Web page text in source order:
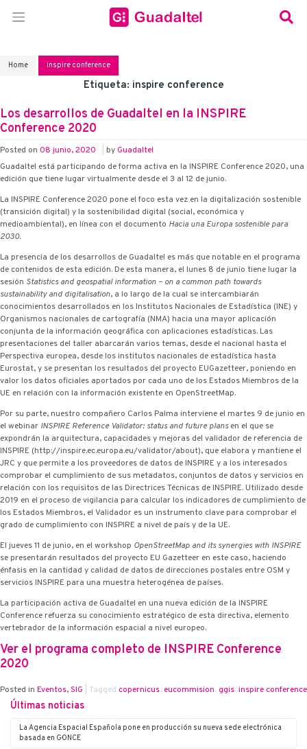
Home inspire conference
Etiqueta: inspire conference
Los desarrollos de Guadaltel en la INSPIRE
Conference 2020
Posted on 08 junio, 2020 by Guadaltel
Guadaltel está participando de forma activa en la INSPIRE Conference 2020, una
edición que tiene lugar virtualmente desde el 3 al 12 de junio.
La INSPIRE Conference 2020 pone el foco esta vez en la digitalización sostenible
(transición digital) y la sostenibilidad digital (social, económica y
medioambiental), en línea con el documento Hacia una Europa sostenible para
2030.
La presencia de los desarrollos de Guadaltel es más que notable en el programa
de contenidos de esta edición. De esta manera, el lunes 8 de junio tiene lugar la
sesión Statistics and geospatial information – on a common path towards
sustainability and digitalisation, a lo largo de la cual se intercambiarán
conocimientos desarrollados en los Institutos Nacionales de Estadística (INE) y
Organismos nacionales de cartografía (NMA) hacia una mayor aplicación
conjunta de la información geográfica con aplicaciones estadísticas. Las
presentaciones del taller abarcarán varios temas, desde el nacional hasta el
Perspectiva europea, desde los institutos nacionales de estadística hasta
Eurostat, y se presentan los resultados del proyecto EUGazetteer, poniendo en
valor los datos oficiales aportados por cada uno de los Estados Miembros de la
UE en relación con la información existente en OpenStreetMap.
Por su parte, nuestro compañero Carlos Palma interviene el martes 9 de junio en
el webinar INSPIRE Reference Validator: status and future plansen el que se
expondrán la arquitectura, capacidades y mejoras del validador de referencia de
INSPIRE (http://inspire.ec.europa.eu/validator/about), que elabora y mantiene el
JRC y que permite a los proveedores de datos de INSPIRE y a los interesados
comprobar el cumplimiento de sus metadatos, conjuntos de datos y servicios en
relación con los requisitos de las Directrices Técnicas de INSPIRE. Utilizado desde
2019 en el proceso de vigilancia para calcular los indicadores de cumplimiento de
los Estados Miembros, el Validador es un instrumento clave para comprobar el
grado de cumplimiento con INSPIRE a nivel de país y de la UE.
El jueves 11 de junio, en el workshop OpenStreetMap and its synergies with INSPIRE
se presentarán resultados del proyecto EU Gazetteer en este caso, haciendo
énfasis en la cantidad y calidad de datos de direcciones postales entre OSM y
servicios INSPIRE para una muestra heterogénea de países.
La participación activa de Guadaltel en una nueva edición de la INSPIRE
Conference refuerza su conocimiento estratégico de esta directiva, elemento
vertebrador de la información espacial a nivel europeo.
Ver el programa completo de INSPIRE Conference
2020
Posted in Eventos,SIG Tagged copernicus, eucommision, ggis,inspire conference
Últimas noticias
La Agencia Espacial Española pone en producción su nueva sede electrónica
basada en G·ONCE